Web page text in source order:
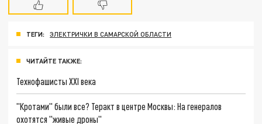
ТЕГИ: ЭЛЕКТРИЧКИ В САМАРСКОЙ ОБЛАСТИ
ЧИТАЙТЕ ТАКЖЕ:
Технофашисты XXI века
"Кротами" были все? Теракт в центре Москвы: На генералов
охотятся "живые дроны"